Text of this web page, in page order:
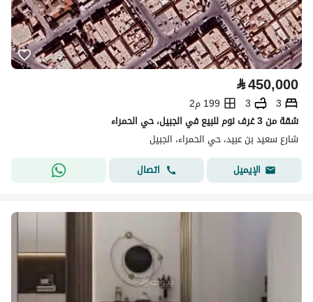
⃁450,000
3
3
199 م2
شقة من 3 غرف نوم للبيع في الجبيل، حي الحمراء
شارع سعيد بن عبيد، حي الحمراء، الجبيل
الإيميل
اتصال